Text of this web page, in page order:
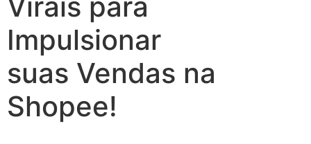
Virais para
Impulsionar
suas Vendas na
Shopee!